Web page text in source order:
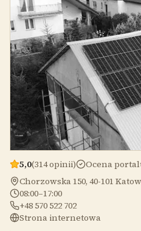
5,0(314 opinii) Ocena
Chorzowska 150, 40-101
08:00–17:00
+48 570 522 702
Strona internetowa